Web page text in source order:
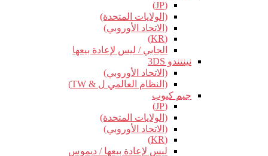
(JP)
(الولايات المتحدة)
(الاتحاد الأوروبي)
(KR)
الجابي / ليس لإعادة بيعها
نينتندو 3DS
(الاتحاد الأوروبي)
(النظام العالمي ل & TW)
جيم كيوب
(JP)
(الولايات المتحدة)
(الاتحاد الأوروبي)
(KR)
ليس لإعادة بيعها / ديموس